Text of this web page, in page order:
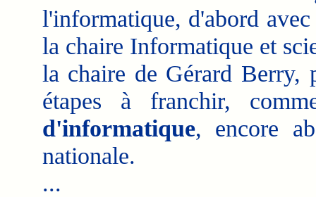
l'informatique, d'abord
la chaire Informatique et
la chaire de Gérard Berry,
étapes à franchir,
d'informatique, encore
nationale.
...